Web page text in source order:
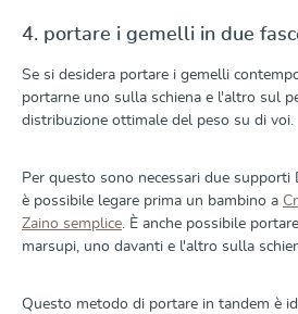
4. portare i gemelli in due
Se si desidera portare i gemelli
portarne uno sulla schiena e l'altro sul
distribuzione ottimale del peso su di voi.
Per questo sono necessari due supporti
è possibile legare prima un bambino a
Zaino semplice. È anche possibile
marsupi, uno davanti e l'altro sulla
Questo metodo di portare in tandem è